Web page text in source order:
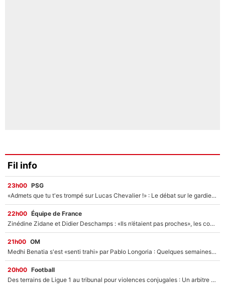
Fil info
23h00 PSG
«Admets que tu t'es trompé sur Lucas Chevalier !» : Le débat sur le gardien du PSG vire au clash à l'After Foot
22h00 Équipe de France
Zinédine Zidane et Didier Deschamps : «Ils n’étaient pas proches», les confidences d’un membre de l’équipe de France 1998 sur leur relation spéciale
21h00 OM
Medhi Benatia s'est «senti trahi» par Pablo Longoria : Quelques semaines après son départ, l'ancien directeur de football de l'OM règle ses comptes
20h00 Football
Des terrains de Ligue 1 au tribunal pour violences conjugales : Un arbitre français encourt une peine de 18 mois de prison !